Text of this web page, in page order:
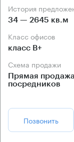
История
34 — 2645 кв.м
Класс офисов
класс B+
Схема продажи
Прямая
посредников
Позвонить